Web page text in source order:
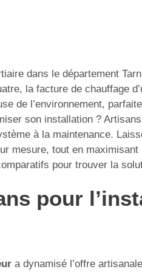
dans le département
la facture de chauffage
de l’environnement,
son installation ?
à la maintenance.
mesure, tout en
pour trouver la
pour
a dynamisé l’offre